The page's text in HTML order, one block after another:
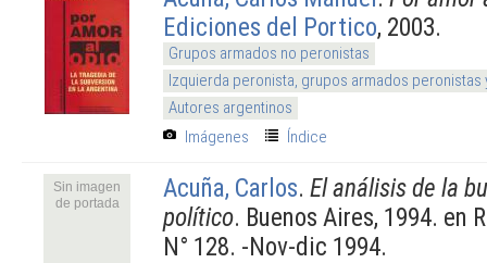
Ediciones del Portico, 2003.
Grupos armados no peronistas
Izquierda peronista, grupos armados
Autores argentinos
Imágenes
Índice
Sin imagen
de portada
Acuña, Carlos. El análisis de la
político. Buenos Aires, 1994. en
N° 128. -Nov-dic 1994.